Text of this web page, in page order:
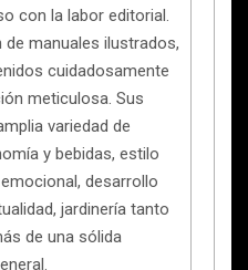
con la labor editorial.
de manuales ilustrados,
cuidadosamente
meticulosa. Sus
variedad de
y bebidas, estilo
desarrollo
jardinería tanto
de una sólida